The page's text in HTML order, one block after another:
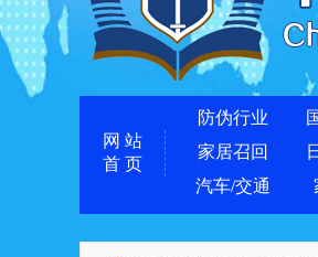
网 站
首 页
防伪行业
家居召回
汽车/交通